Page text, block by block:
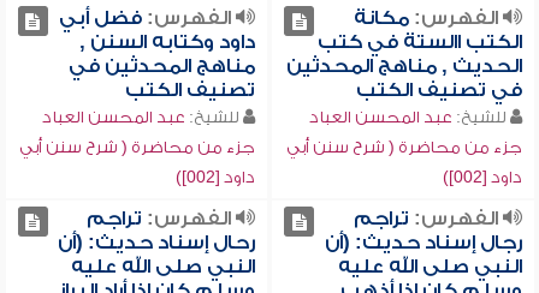
الفهرس:مكانة
الكتب االستة في كتب
الحديث , مناهج المحدثين
في تصنيف الكتب
للشيخ: عبد المحسن العباد
جزء من محاضرة ( شرح سنن أبي
داود [002])
الفهرس:فضل أبي
داود وكتابه السنن ,
مناهج المحدثين في
تصنيف الكتب
للشيخ: عبد المحسن العباد
جزء من محاضرة ( شرح سنن أبي
داود [002])
الفهرس: تراجم
رجال إسناد حديث: (أن
النبي صلى الله عليه
الفهرس: تراجم
رحال إسناد حديث: (أن
النبي صلى الله عليه